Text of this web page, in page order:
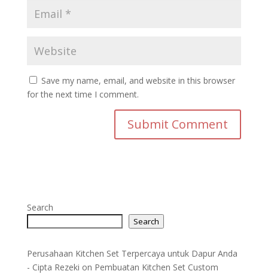
Save my name, email, and website in this browser
for the next time I comment.
Search
Search
Perusahaan Kitchen Set Terpercaya untuk Dapur Anda
- Cipta Rezeki on Pembuatan Kitchen Set Custom